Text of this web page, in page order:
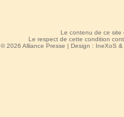
Le contenu de ce site
Le respect de cette condition
© 2026 Alliance Presse | Design : IneXoS &